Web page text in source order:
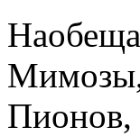
Пионов,